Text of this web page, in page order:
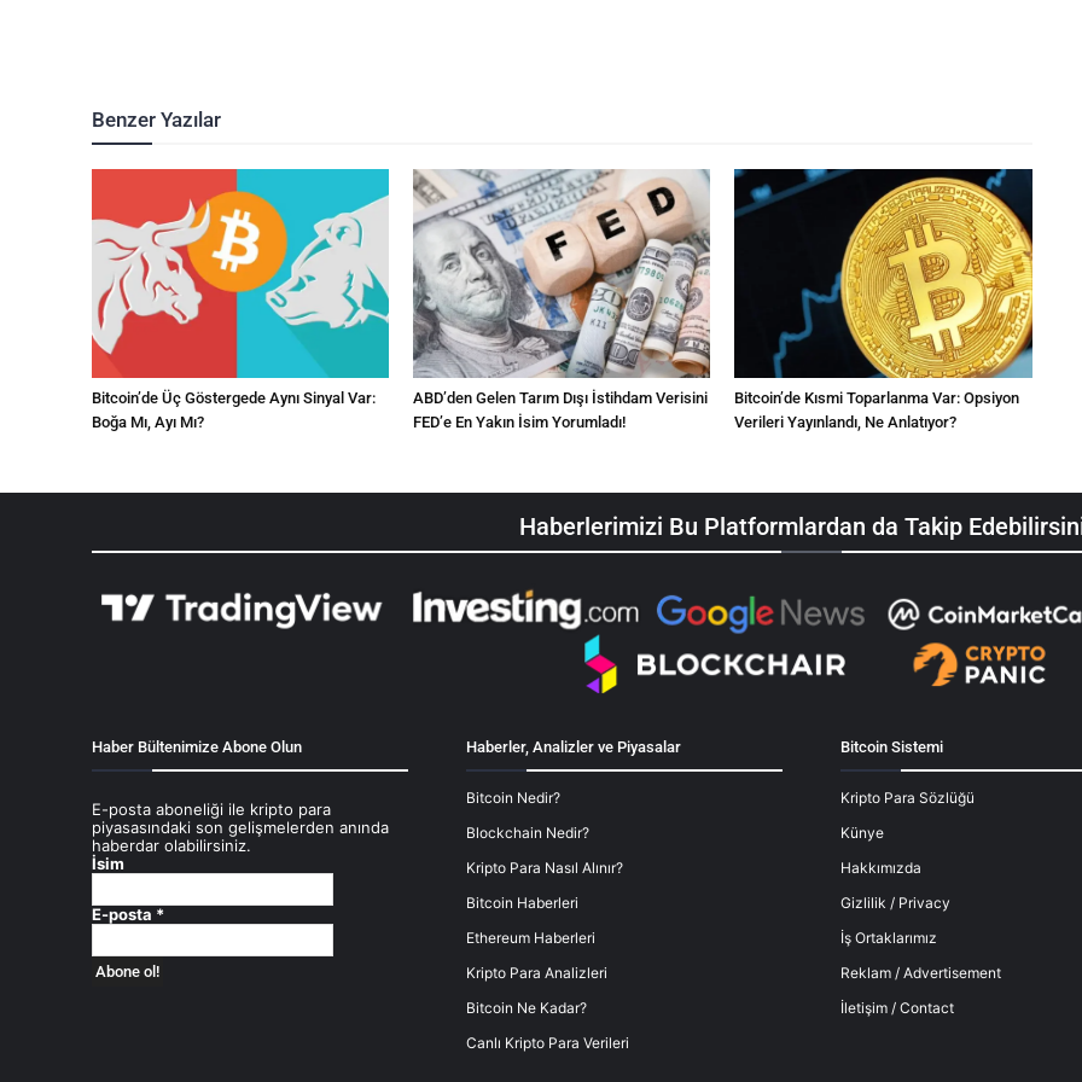
Benzer Yazılar
Bitcoin’de Üç Göstergede Aynı Sinyal Var:
Boğa Mı, Ayı Mı?
ABD’den Gelen Tarım Dışı İstihdam Verisini
FED’e En Yakın İsim Yorumladı!
Bitcoin’de Kısmi Toparlanma Var: Opsiyon
Verileri Yayınlandı, Ne Anlatıyor?
Haberlerimizi Bu Platformlardan da Takip
Haber Bültenimize Abone Olun
E-posta aboneliği ile kripto para
piyasasındaki son gelişmelerden anında
haberdar olabilirsiniz.
İsim
E-posta *
Haberler, Analizler ve Piyasalar
Bitcoin Nedir?
Blockchain Nedir?
Kripto Para Nasıl Alınır?
Bitcoin Haberleri
Ethereum Haberleri
Kripto Para Analizleri
Bitcoin Ne Kadar?
Canlı Kripto Para Verileri
Bitcoin Sistemi
Kripto Para Sözlüğü
Künye
Hakkımızda
Gizlilik / Privacy
İş Ortaklarımız
Reklam / Advertisement
İletişim / Contact